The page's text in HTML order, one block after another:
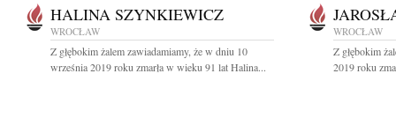
HALINA SZYNKIEWICZ
WROCŁAW
Z głębokim żalem zawiadamiamy, że w dniu 10
września 2019 roku zmarła w wieku 91 lat Halina...
WROCŁAW
Z głębokim
2019 roku